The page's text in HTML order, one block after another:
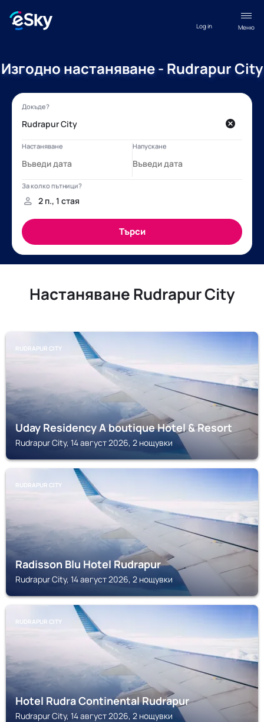
Меню
Log in
Изгодно настаняване - Rudrapur City
Настаняване Rudrapur City
RUDRAPUR CITY
Uday Residency A boutique Hotel & Resort
Rudrapur City, 14 август 2026, 2 нощувки
RUDRAPUR CITY
Radisson Blu Hotel Rudrapur
Rudrapur City, 14 август 2026, 2 нощувки
RUDRAPUR CITY
Hotel Rudra Continental Rudrapur
Rudrapur City, 14 август 2026, 2 нощувки